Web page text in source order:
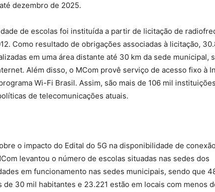
dezembro de 2025.
de escolas foi instituída a partir de licitação de
Como resultado de obrigações associadas à licitação,
em uma área distante até 30 km da sede municipal,
Além disso, o MCom provê serviço de acesso fixo à
Wi-Fi Brasil. Assim, são mais de 106 mil
de telecomunicações atuais.
o impacto do Edital do 5G na disponibilidade de
levantou o número de escolas situadas nas sedes dos
em funcionamento nas sedes municipais, sendo que
de 30 mil habitantes e 23.221 estão em locais com menos